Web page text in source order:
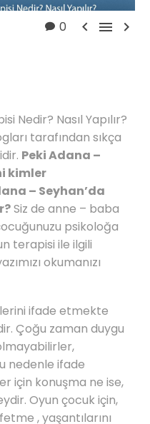
0   
Nedir? Nasıl Yapılır?
tarafından sıkça
Peki Adana –
kimler
– Seyhan’da
Siz de anne – baba
psikoloğa
terapisi ile ilgili
okumanızı
ifade etmekte
Çoğu zaman duygu
nedenle ifade
için konuşma ne ise,
Oyun çocuk için,
, yaşantılarını